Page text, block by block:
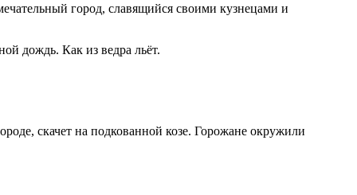
город, славящийся своими кузнецами и
дождь. Как из ведра льёт.
скачет на подкованной козе. Горожане окружили